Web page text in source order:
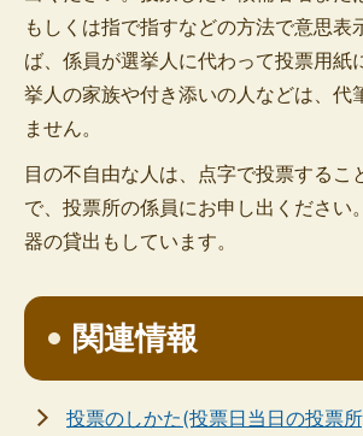
もしくは指で指すなどの方法で意思表
ば、係員が選挙人に代わって投票用紙
挙人の家族や付き添いの人などは、代
ません。
目の不自由な人は、点字で投票するこ
で、投票所の係員にお申し出ください
器の貸出もしています。
関連情報
投票のしかた(投票日当日の投票